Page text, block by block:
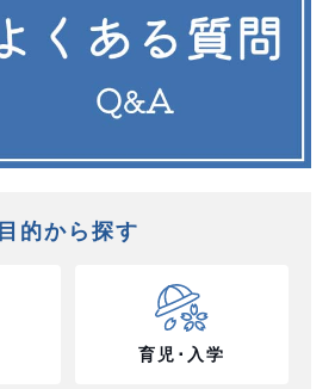
目的から探す
育児･入学